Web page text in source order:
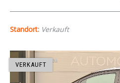
Standort: Verkauft
VERKAUFT